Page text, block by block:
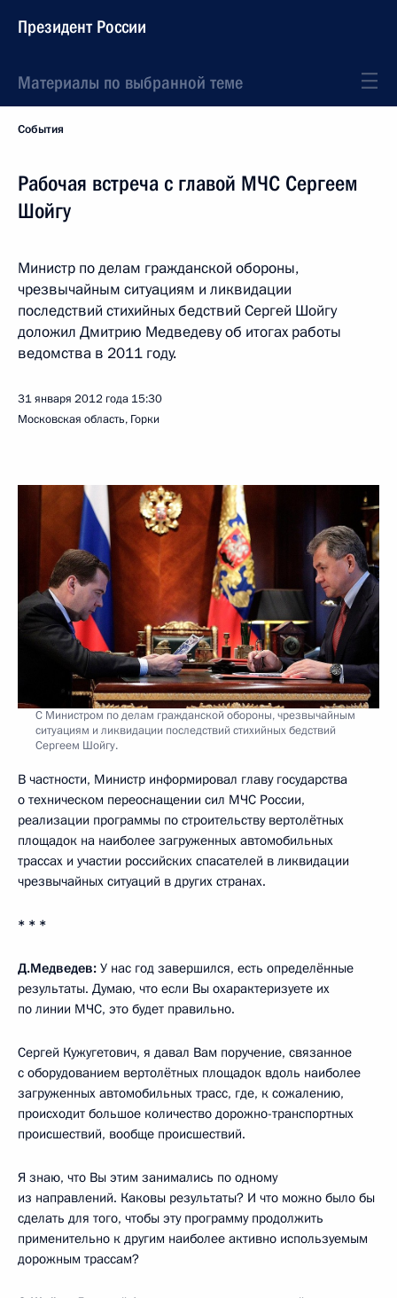
Президент России
Материалы по выбранной теме
События
Рабочая встреча с главой МЧС Сергеем
Шойгу
Министр по делам гражданской обороны,
чрезвычайным ситуациям и ликвидации
последствий стихийных бедствий Сергей Шойгу
доложил Дмитрию Медведеву об итогах работы
ведомства в 2011 году.
31 января 2012 года 15:30
Московская область, Горки
С Министром по делам гражданской обороны, чрезвычайным
ситуациям и ликвидации последствий стихийных бедствий
Сергеем Шойгу.
В частности, Министр информировал главу государства
о техническом переоснащении сил МЧС России,
реализации программы по строительству вертолётных
площадок на наиболее загруженных автомобильных
трассах и участии российских спасателей в ликвидации
чрезвычайных ситуаций в других странах.
* * *
Д.Медведев: У нас год завершился, есть определённые
результаты. Думаю, что если Вы охарактеризуете их
по линии МЧС, это будет правильно.
Сергей Кужугетович, я давал Вам поручение, связанное
с оборудованием вертолётных площадок вдоль наиболее
загруженных автомобильных трасс, где, к сожалению,
происходит большое количество дорожно-транспортных
происшествий, вообще происшествий.
Я знаю, что Вы этим занимались по одному
из направлений. Каковы результаты? И что можно было бы
сделать для того, чтобы эту программу продолжить
применительно к другим наиболее активно используемым
дорожным трассам?